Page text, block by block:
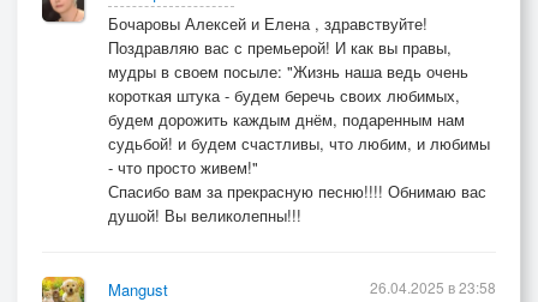
Бочаровы Алексей и Елена , здравствуйте!
Поздравляю вас с премьерой! И как вы правы,
мудры в своем посыле: "Жизнь наша ведь очень
короткая штука - будем беречь своих любимых,
будем дорожить каждым днём, подаренным нам
судьбой! и будем счастливы, что любим, и любимы
- что просто живем!"
Спасибо вам за прекрасную песню!!!! Обнимаю вас
душой! Вы великолепны!!!
Mangust
26.04.2025 в 23:58